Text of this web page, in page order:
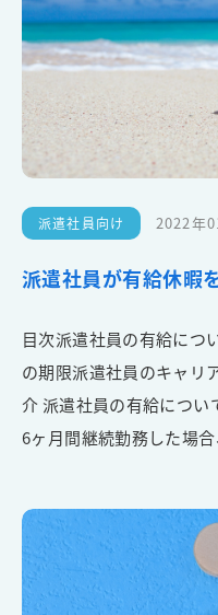
派遣社員向け 2022年
派遣社員が有給休暇
目次派遣社員の有給につ
の期限派遣社員のキャリ
介 派遣社員の有給につい
6ヶ月間継続勤務した場